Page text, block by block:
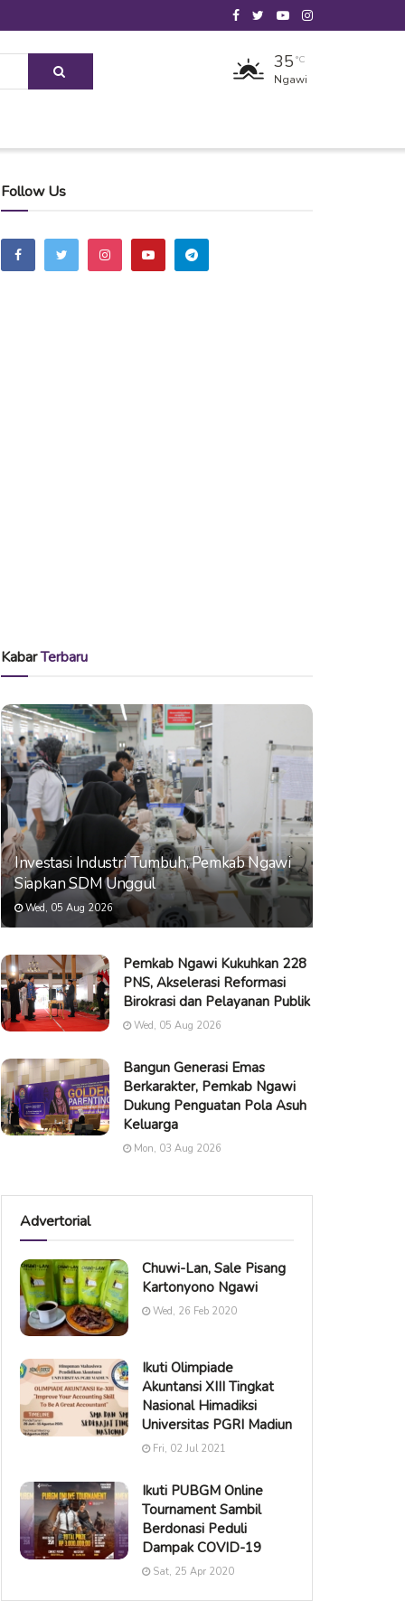
35 °C
Ngawi
Follow Us
KabarTerbaru
Investasi Industri Tumbuh, Pemkab Ngawi
Siapkan SDM Unggul
Wed, 05 Aug 2026
Pemkab Ngawi Kukuhkan 228
PNS, Akselerasi Reformasi
Birokrasi dan Pelayanan Publik
Wed, 05 Aug 2026
Bangun Generasi Emas
Berkarakter, Pemkab Ngawi
Dukung Penguatan Pola Asuh
Keluarga
Mon, 03 Aug 2026
Advertorial
Chuwi-Lan, Sale Pisang
Kartonyono Ngawi
Wed, 26 Feb 2020
Ikuti Olimpiade
Akuntansi XIII Tingkat
Nasional Himadiksi
Universitas PGRI Madiun
Fri, 02 Jul 2021
Ikuti PUBGM Online
Tournament Sambil
Berdonasi Peduli
Dampak COVID-19
Sat, 25 Apr 2020